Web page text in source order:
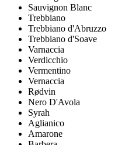
Sauvignon Blanc
Trebbiano
Trebbiano d'Abruzzo
Trebbiano d'Soave
Varnaccia
Verdicchio
Vermentino
Vernaccia
Rødvin
Nero D'Avola
Syrah
Aglianico
Amarone